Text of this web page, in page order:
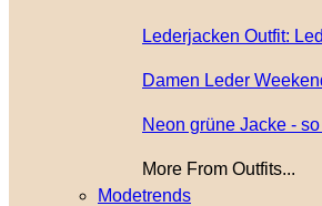
Lederjacken Outfit:
Damen Leder
Neon grüne Jacke -
More From Outfits...
Modetrends